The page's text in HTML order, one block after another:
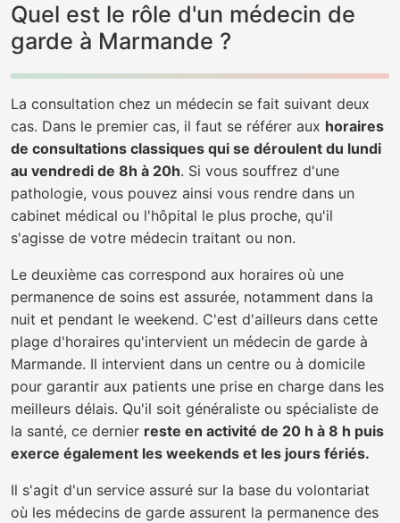
Quel est le rôle d'un médecin de
garde à Marmande ?
La consultation chez un médecin se fait suivant deux
cas. Dans le premier cas, il faut se référer aux horaires
de consultations classiques qui se déroulent du lundi
au vendredi de 8h à 20h. Si vous souffrez d'une
pathologie, vous pouvez ainsi vous rendre dans un
cabinet médical ou l'hôpital le plus proche, qu'il
s'agisse de votre médecin traitant ou non.
Le deuxième cas correspond aux horaires où une
permanence de soins est assurée, notamment dans la
nuit et pendant le weekend. C'est d'ailleurs dans cette
plage d'horaires qu'intervient un médecin de garde à
Marmande. Il intervient dans un centre ou à domicile
pour garantir aux patients une prise en charge dans les
meilleurs délais. Qu'il soit généraliste ou spécialiste de
la santé, ce dernier reste en activité de 20 h à 8 h puis
exerce également les weekends et les jours fériés.
Il s'agit d'un service assuré sur la base du volontariat
où les médecins de garde assurent la permanence des